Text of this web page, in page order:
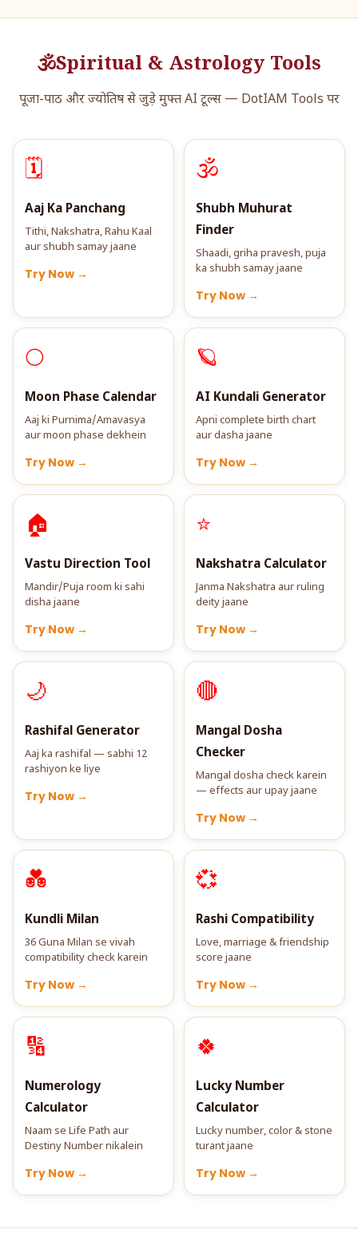
🕉️Spiritual & Astrology Tools
पूजा-पाठ और ज्योतिष से जुड़े मुफ्त AI टूल्स — DotIAM Tools पर
🗓️
Aaj Ka Panchang
Tithi, Nakshatra, Rahu Kaal
aur shubh samay jaane
Try Now →
🕉️
Shubh Muhurat
Finder
Shaadi, griha pravesh, puja
ka shubh samay jaane
Try Now →
🌕
Moon Phase Calendar
Aaj ki Purnima/Amavasya
aur moon phase dekhein
Try Now →
🪐
AI Kundali Generator
Apni complete birth chart
aur dasha jaane
Try Now →
🏠
Vastu Direction Tool
Mandir/Puja room ki sahi
disha jaane
Try Now →
⭐
Nakshatra Calculator
Janma Nakshatra aur ruling
deity jaane
Try Now →
🌙
Rashifal Generator
Aaj ka rashifal — sabhi 12
rashiyon ke liye
Try Now →
🔴
Mangal Dosha
Checker
Mangal dosha check karein
— effects aur upay jaane
Try Now →
💑
Kundli Milan
36 Guna Milan se vivah
compatibility check karein
Try Now →
💞
Rashi Compatibility
Love, marriage & friendship
score jaane
Try Now →
🔢
Numerology
Calculator
Naam se Life Path aur
Destiny Number nikalein
Try Now →
🍀
Lucky Number
Calculator
Lucky number, color & stone
turant jaane
Try Now →